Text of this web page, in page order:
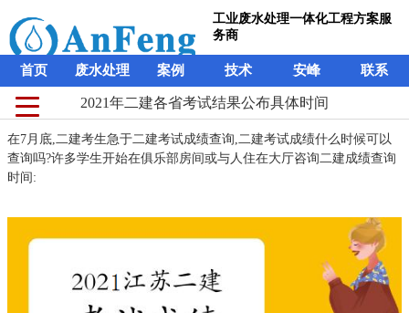
工业废水处理一体化工程方案服
务商
首页 废水处理 案例 技术 安峰 联系
2021年二建各省考试结果公布具体时间
在7月底,二建考生急于二建考试成绩查询,二建考试成绩什么时候可以
查询吗?许多学生开始在俱乐部房间或与人住在大厅咨询二建成绩查询
时间: